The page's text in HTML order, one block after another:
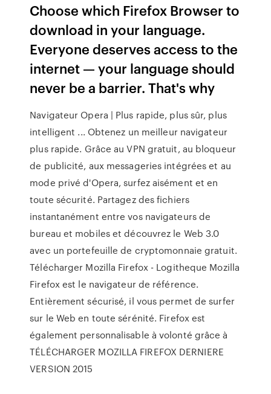
Choose which Firefox Browser to
download in your language.
Everyone deserves access to the
internet — your language should
never be a barrier. That's why
Navigateur Opera | Plus rapide, plus sûr, plus
intelligent ... Obtenez un meilleur navigateur
plus rapide. Grâce au VPN gratuit, au bloqueur
de publicité, aux messageries intégrées et au
mode privé d'Opera, surfez aisément et en
toute sécurité. Partagez des fichiers
instantanément entre vos navigateurs de
bureau et mobiles et découvrez le Web 3.0
avec un portefeuille de cryptomonnaie gratuit.
Télécharger Mozilla Firefox - Logitheque Mozilla
Firefox est le navigateur de référence.
Entièrement sécurisé, il vous permet de surfer
sur le Web en toute sérénité. Firefox est
également personnalisable à volonté grâce à
TÉLÉCHARGER MOZILLA FIREFOX DERNIERE
VERSION 2015